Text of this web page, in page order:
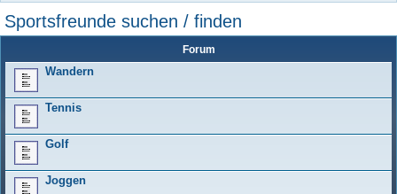
Sportsfreunde suchen / finden
Forum
Wandern
Tennis
Golf
Joggen